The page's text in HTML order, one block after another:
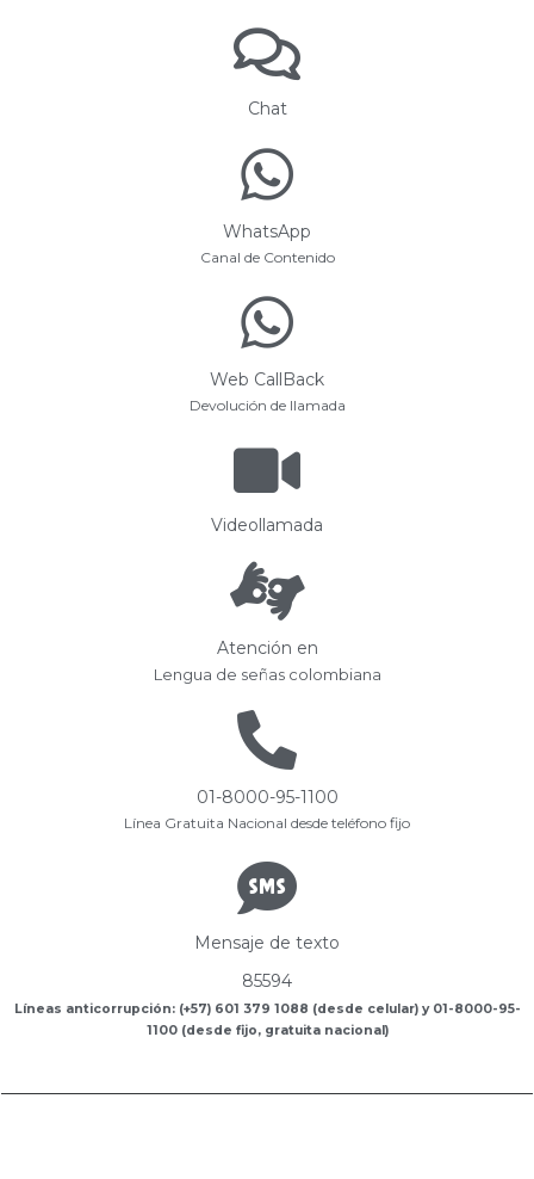
Chat
WhatsApp
Canal de Contenido
Web CallBack
Devolución de llamada
Videollamada
Atención en
Lengua de señas colombiana
01-8000-95-1100
Línea Gratuita Nacional desde teléfono fijo
Mensaje de texto
85594
Líneas anticorrupción: (+57) 601 379 1088 (desde celular) y 01-8000-95-
1100 (desde fijo, gratuita nacional)